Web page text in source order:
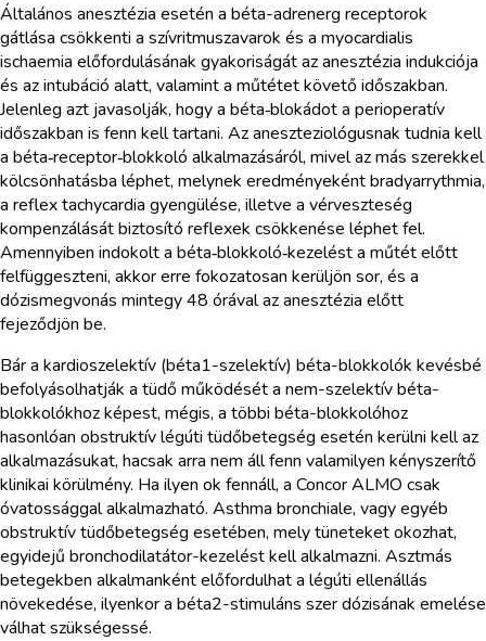
Általános anesztézia esetén a béta-adrenerg receptorok
gátlása csökkenti a szívritmuszavarok és a myocardialis
ischaemia előfordulásának gyakoriságát az anesztézia indukciója
és az intubáció alatt, valamint a műtétet követő időszakban.
Jelenleg azt javasolják, hogy a béta‑blokádot a perioperatív
időszakban is fenn kell tartani. Az aneszteziológusnak tudnia kell
a béta‑receptor‑blokkoló alkalmazásáról, mivel az más szerekkel
kölcsönhatásba léphet, melynek eredményeként bradyarrythmia,
a reflex tachycardia gyengülése, illetve a vérveszteség
kompenzálását biztosító reflexek csökkenése léphet fel.
Amennyiben indokolt a béta‑blokkoló‑kezelést a műtét előtt
felfüggeszteni, akkor erre fokozatosan kerüljön sor, és a
dózismegvonás mintegy 48 órával az anesztézia előtt
fejeződjön be.
Bár a kardioszelektív (béta1-szelektív) béta-blokkolók kevésbé
befolyásolhatják a tüdő működését a nem-szelektív béta-
blokkolókhoz képest, mégis, a többi béta-blokkolóhoz
hasonlóan obstruktív légúti tüdőbetegség esetén kerülni kell az
alkalmazásukat, hacsak arra nem áll fenn valamilyen kényszerítő
klinikai körülmény. Ha ilyen ok fennáll, a Concor ALMO csak
óvatossággal alkalmazható. Asthma bronchiale, vagy egyéb
obstruktív tüdőbetegség esetében, mely tüneteket okozhat,
egyidejű bronchodilatátor-kezelést kell alkalmazni. Asztmás
betegekben alkalmanként előfordulhat a légúti ellenállás
növekedése, ilyenkor a béta2-stimuláns szer dózisának emelése
válhat szükségessé.